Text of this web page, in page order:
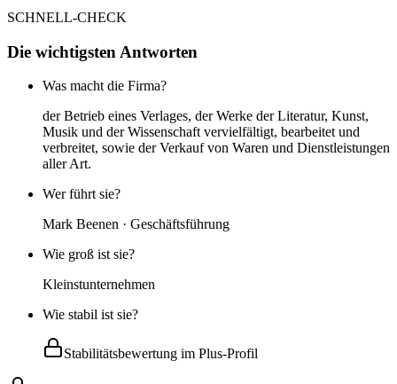
SCHNELL-CHECK
Die wichtigsten Antworten
Was macht die Firma?
der Betrieb eines Verlages, der Werke der Literatur, Kunst,
Musik und der Wissenschaft vervielfältigt, bearbeitet und
verbreitet, sowie der Verkauf von Waren und Dienstleistungen
aller Art.
Wer führt sie?
Mark Beenen · Geschäftsführung
Wie groß ist sie?
Kleinstunternehmen
Wie stabil ist sie?
Stabilitätsbewertung im Plus-Profil